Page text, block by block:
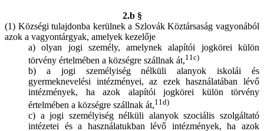
2.b §
(1) Községi tulajdonba kerülnek a Szlovák Köztársaság vagyonából
azok a vagyontárgyak, amelyek kezelője
a) olyan jogi személy, amelynek alapítói jogkörei külön
törvény értelmében a községre szállnak át,11c)
b) a jogi személyiség nélküli alanyok iskolái és
gyermeknevelési intézményei, az ezek használatában lévő
intézmények, ha azok alapítói jogkörei külön törvény
értelmében a községre szállnak át,11d)
c) a jogi személyiség nélküli alanyok szociális szolgáltató
intézetei és a használatukban lévő intézmények, ha azok